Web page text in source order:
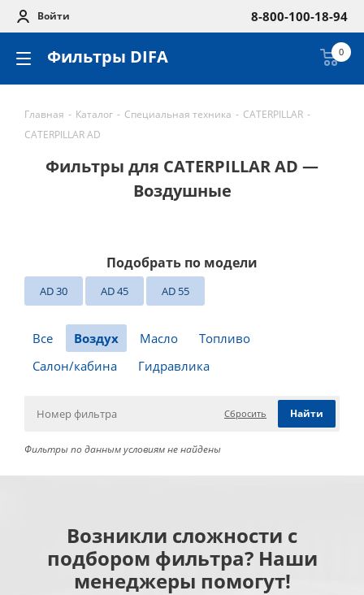
Войти 8-800-100-18-94
Фильтры DIFA 0
Главная - Каталог - Специальная техника - CATERPILLAR -
CATERPILLAR AD
Фильтры для CATERPILLAR AD —
Воздушные
Подобрать по модели
AD 30 AD 45 AD 55
Все Воздух Масло
Топливо
Салон/кабина
Гидравлика
Сбросить
Фильтры по данным условиям не найдены
Возникли сложности с
подбором фильтра? Наши
менеджеры помогут!